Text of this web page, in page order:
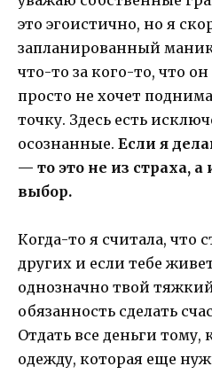
это эгоистично, но я
запланированный
что-то за кого-то, что
просто не хочет
точку. Здесь есть
осознанные. Если я
— то это не из страха,
выбор.
Когда-то я считала, что
других и если тебе
однозначно твой
обязанность сделать
Отдать все деньги тому,
одежду, которая еще